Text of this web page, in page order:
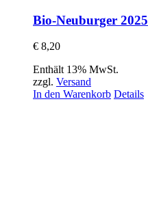
Bio-Neuburger 2025
€ 8,20
Enthält 13% MwSt.
zzgl. Versand
In den Warenkorb Details